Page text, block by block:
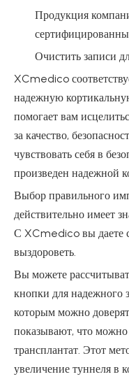
Продукция
Очистить записи
XCmedico
надежную
помогает вам
за качество,
чувствовать себя в
произведен надежной
Выбор правильного
действительно имеет
С XCmedico вы даете
выздороветь.
Вы можете
кнопки для надежного
которым можно
показывают, что можно
трансплантат. Этот
увеличение туннеля в